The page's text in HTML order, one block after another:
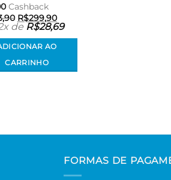
Cashback
O
preço
original
era:
R$333,90.
R$299,90O
preço
R$299,90.
de R$28,69
AO
CARRINHO
FORMAS DE